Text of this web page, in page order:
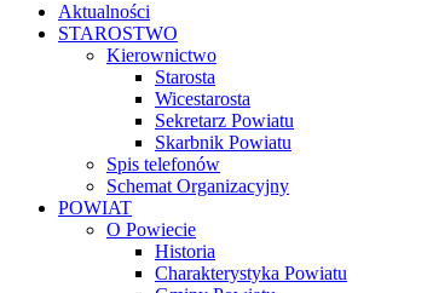
Aktualności
STAROSTWO
Kierownictwo
Starosta
Wicestarosta
Sekretarz Powiatu
Skarbnik Powiatu
Spis telefonów
Schemat Organizacyjny
POWIAT
O Powiecie
Historia
Charakterystyka Powiatu